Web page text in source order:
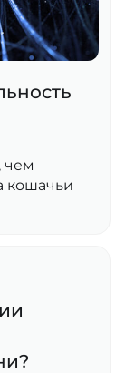
чем
кошачьи